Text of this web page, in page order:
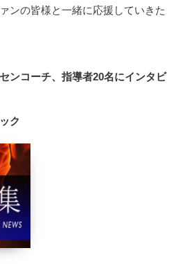
ンの皆様と一緒に応援していきた
ンコーチ、指導者20名にインタビ
ク